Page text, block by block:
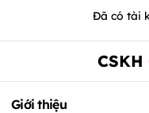
Đã có tài
CSKH
Giới thiệu